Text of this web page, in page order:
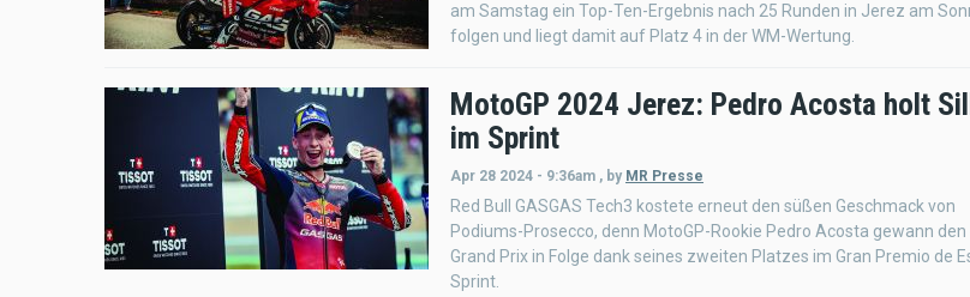
am Samstag ein Top-Ten-Ergebnis nach 25 Runden in Jerez am
folgen und liegt damit auf Platz 4 in der WM-Wertung.
MotoGP 2024 Jerez: Pedro Acosta holt
im Sprint
Apr 28 2024 - 9:36am , by MR Presse
Red Bull GASGAS Tech3 kostete erneut den süßen Geschmack von
Podiums-Prosecco, denn MotoGP-Rookie Pedro Acosta gewann
Grand Prix in Folge dank seines zweiten Platzes im Gran Premio de
Sprint.